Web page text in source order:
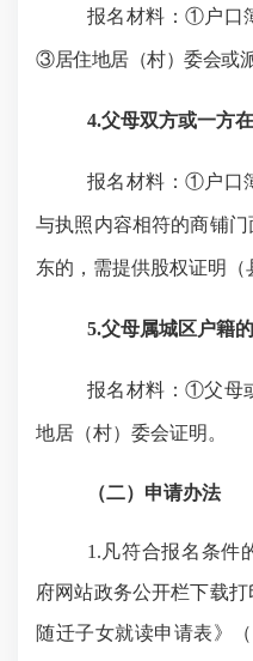
报名材料：①户口
③居住地居（村）委会或
4.父母双方或一方
报名材料：①户口
与执照内容相符的商铺
东的，需提供股权证明（
5.父母属城区户籍
报名材料：①父母
地居（村）委会证明。
（二） 申请办法
1. 凡符合报名条件
府网站政务公开栏下载打
随迁子女就读申请表》